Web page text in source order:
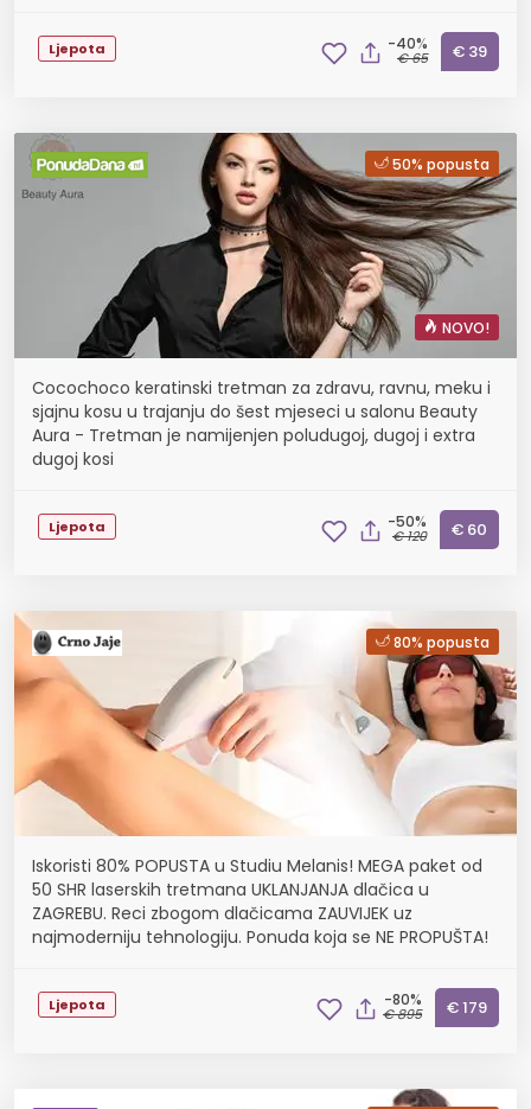
Ljepota -40%
€ 65 € 39
50% popusta
NOVO!
Cocochoco keratinski tretman za zdravu, ravnu, meku i
sjajnu kosu u trajanju do šest mjeseci u salonu Beauty
Aura - Tretman je namijenjen poludugoj, dugoj i extra
dugoj kosi
Ljepota -50%
€ 120 € 60
80% popusta
Iskoristi 80% POPUSTA u Studiu Melanis! MEGA paket od
50 SHR laserskih tretmana UKLANJANJA dlačica u
ZAGREBU. Reci zbogom dlačicama ZAUVIJEK uz
najmoderniju tehnologiju. Ponuda koja se NE PROPUŠTA!
Ljepota -80%
€ 895 € 179